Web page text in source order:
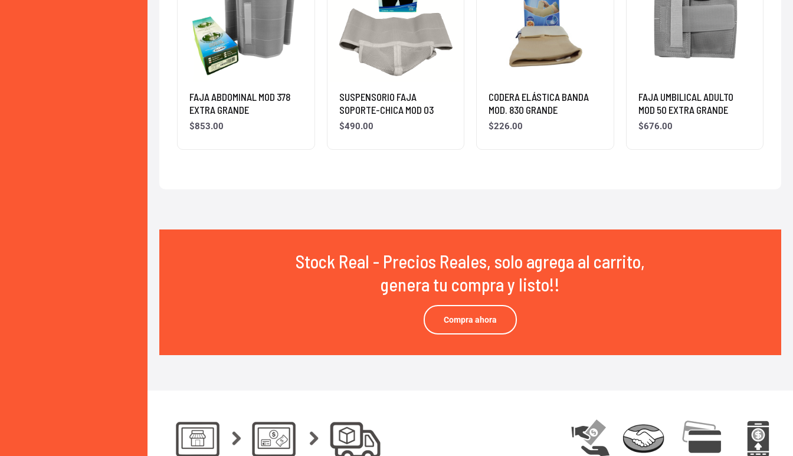
FAJA ABDOMINAL MOD 378
EXTRA GRANDE
$853.00
SUSPENSORIO FAJA
SOPORTE-CHICA MOD 03
$490.00
CODERA ELÁSTICA BANDA
MOD. 830 GRANDE
$226.00
FAJA UMBILICAL ADULTO
MOD 50 EXTRA GRANDE
$676.00
Stock Real - Precios Reales, solo agrega al carrito,
genera tu compra y listo!!
Compra ahora